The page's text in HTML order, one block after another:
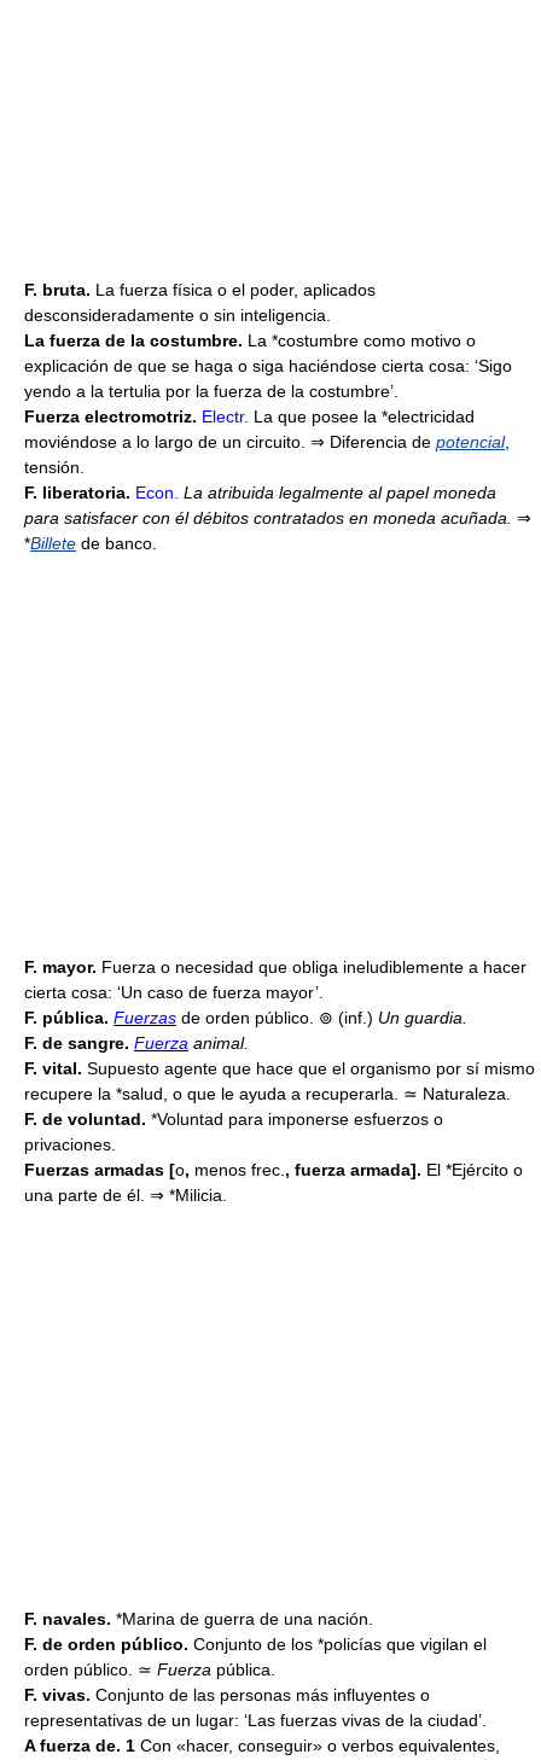
F. bruta. La fuerza física o el poder, aplicados
desconsideradamente o sin inteligencia.
La fuerza de la costumbre. La *costumbre como motivo o
explicación de que se haga o siga haciéndose cierta cosa: ‘Sigo
yendo a la tertulia por la fuerza de la costumbre’.
Fuerza electromotriz. Electr. La que posee la *electricidad
moviéndose a lo largo de un circuito. ⇒ Diferencia de potencial,
tensión.
F. liberatoria. Econ. La atribuida legalmente al papel moneda
para satisfacer con él débitos contratados en moneda acuñada. ⇒
*Billete de banco.
F. mayor. Fuerza o necesidad que obliga ineludiblemente a hacer
cierta cosa: ‘Un caso de fuerza mayor’.
F. pública. Fuerzas de orden público. ⊚ (inf.) Un guardia.
F. de sangre. Fuerza animal.
F. vital. Supuesto agente que hace que el organismo por sí mismo
recupere la *salud, o que le ayuda a recuperarla. ≃ Naturaleza.
F. de voluntad. *Voluntad para imponerse esfuerzos o
privaciones.
Fuerzas armadas [o, menos frec. , fuerza armada]. El *Ejército o
una parte de él. ⇒ *Milicia.
F. navales. *Marina de guerra de una nación.
F. de orden público. Conjunto de los *policías que vigilan el
orden público. ≃ Fuerza pública.
F. vivas. Conjunto de las personas más influyentes o
representativas de un lugar: ‘Las fuerzas vivas de la ciudad’.
A fuerza de. 1 Con «hacer, conseguir» o verbos equivalentes,